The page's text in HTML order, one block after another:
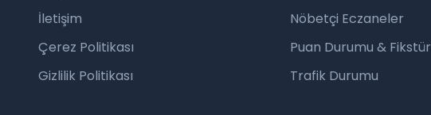
İletişim
Çerez Politikası
Gizlilik Politikası
Nöbetçi Eczaneler
Puan Durumu & Fikstür
Trafik Durumu